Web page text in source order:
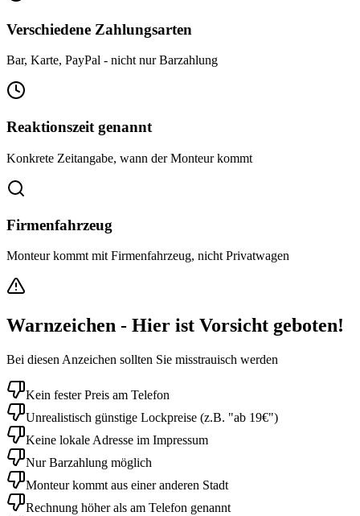
Verschiedene Zahlungsarten
Bar, Karte, PayPal - nicht nur Barzahlung
Reaktionszeit genannt
Konkrete Zeitangabe, wann der Monteur kommt
Firmenfahrzeug
Monteur kommt mit Firmenfahrzeug, nicht Privatwagen
Warnzeichen - Hier ist Vorsicht geboten!
Bei diesen Anzeichen sollten Sie misstrauisch werden
Kein fester Preis am Telefon
Unrealistisch günstige Lockpreise (z.B. "ab 19€")
Keine lokale Adresse im Impressum
Nur Barzahlung möglich
Monteur kommt aus einer anderen Stadt
Rechnung höher als am Telefon genannt